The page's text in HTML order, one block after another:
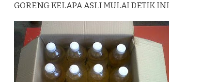
GORENG KELAPA ASLI MULAI DETIK INI